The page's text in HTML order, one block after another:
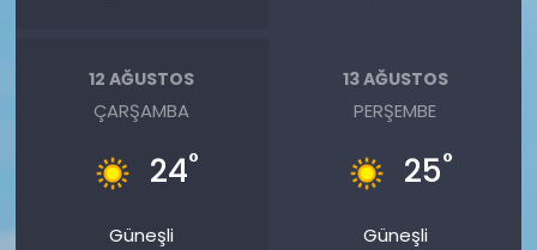
12 AĞUSTOS
ÇARŞAMBA
24°
Güneşli
13 AĞUSTOS
PERŞEMBE
25°
Güneşli